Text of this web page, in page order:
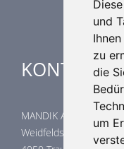
und
zu
die
um
KONTAKTE
MANDIK Austria GmbH
Weidfeldstraße 117/1/